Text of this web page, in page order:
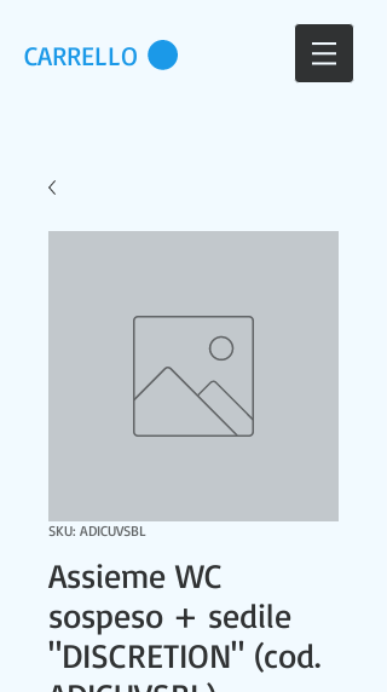
CARRELLO
SKU: ADICUVSBL
Assieme WC
sospeso + sedile
"DISCRETION" (cod.